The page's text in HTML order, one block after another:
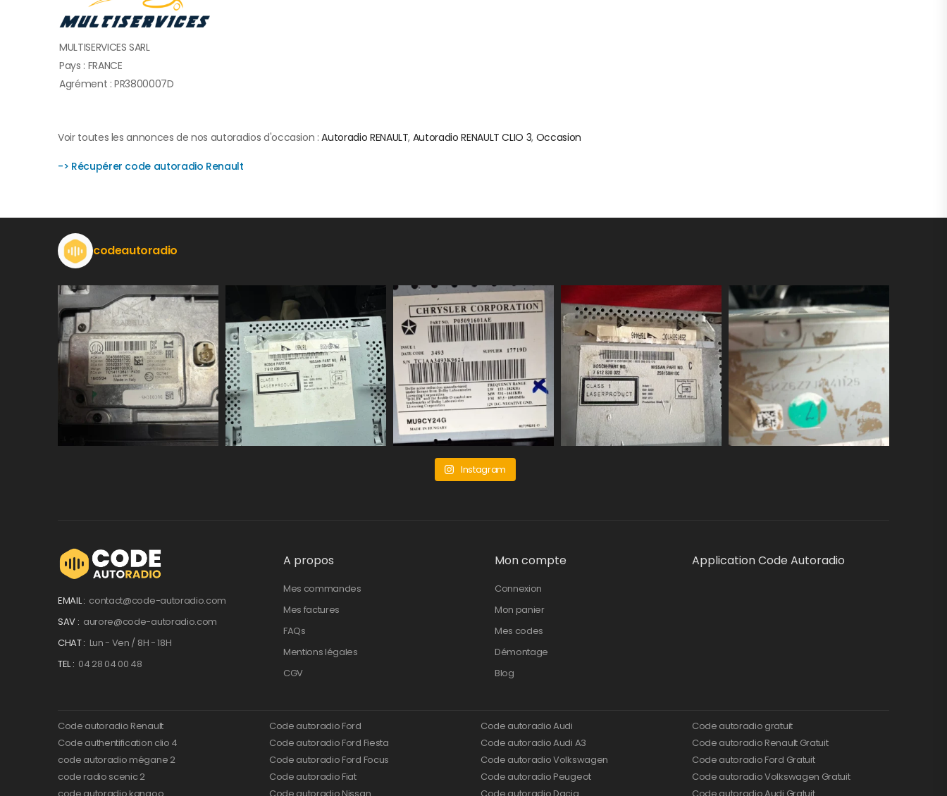
MULTISERVICES SARL
Pays : FRANCE
Agrément : PR3800007D
Voir toutes les annonces de nos autoradios d'occasion :Autoradio RENAULT, Autoradio RENAULT CLIO 3, Occasion
-> Récupérer code autoradio Renault
codeautoradio
Instagram
EMAIL : contact@code-autoradio.com
SAV : aurore@code-autoradio.com
CHAT : Lun - Ven / 8H - 18H
TEL : 04 28 04 00 48
A propos
Mes commandes
Mes factures
FAQs
Mentions légales
CGV
Mon compte
Connexion
Mon panier
Mes codes
Démontage
Blog
Application Code Autoradio
Code autoradio Renault
Code authentification clio 4
code autoradio mégane 2
code radio scenic 2
code autoradio kangoo
Code autoradio Ford
Code autoradio Ford Fiesta
Code autoradio Ford Focus
Code autoradio Fiat
Code autoradio Nissan
Code autoradio Audi
Code autoradio Audi A3
Code autoradio Volkswagen
Code autoradio Peugeot
Code autoradio Dacia
Code autoradio gratuit
Code autoradio Renault Gratuit
Code autoradio Ford Gratuit
Code autoradio Volkswagen Gratuit
Code autoradio Audi Gratuit